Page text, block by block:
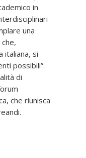
in
una
italiana, si
possibili”.
di
che riunisca